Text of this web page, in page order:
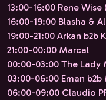
13:00-16:00 Rene
16:00-19:00 Blasha &
19:00-21:00 Arkan b2b
21:00-00:00 Marcal
00:00-03:00 The Lady
03:00-06:00 Eman
06:00-09:00 Claudio